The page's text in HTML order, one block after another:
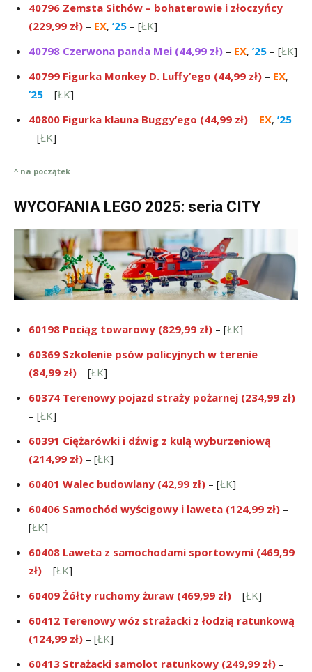
40796 Zemsta Sithów – bohaterowie i złoczyńcy
(229,99 zł) – EX, ’25 – [ŁK]
40798 Czerwona panda Mei (44,99 zł) – EX, ’25 – [ŁK]
40799 Figurka Monkey D. Luffy’ego (44,99 zł) – EX,
’25 – [ŁK]
40800 Figurka klauna Buggy’ego (44,99 zł) – EX, ’25
– [ŁK]
^ na początek
WYCOFANIA LEGO 2025: seria CITY
60198 Pociąg towarowy (829,99 zł) – [ŁK]
60369 Szkolenie psów policyjnych w terenie
(84,99 zł) – [ŁK]
60374 Terenowy pojazd straży pożarnej (234,99 zł)
– [ŁK]
60391 Ciężarówki i dźwig z kulą wyburzeniową
(214,99 zł) – [ŁK]
60401 Walec budowlany (42,99 zł) – [ŁK]
60406 Samochód wyścigowy i laweta (124,99 zł) –
[ŁK]
60408 Laweta z samochodami sportowymi (469,99
zł) – [ŁK]
60409 Żółty ruchomy żuraw (469,99 zł) – [ŁK]
60412 Terenowy wóz strażacki z łodzią ratunkową
(124,99 zł) – [ŁK]
60413 Strażacki samolot ratunkowy (249,99 zł) –